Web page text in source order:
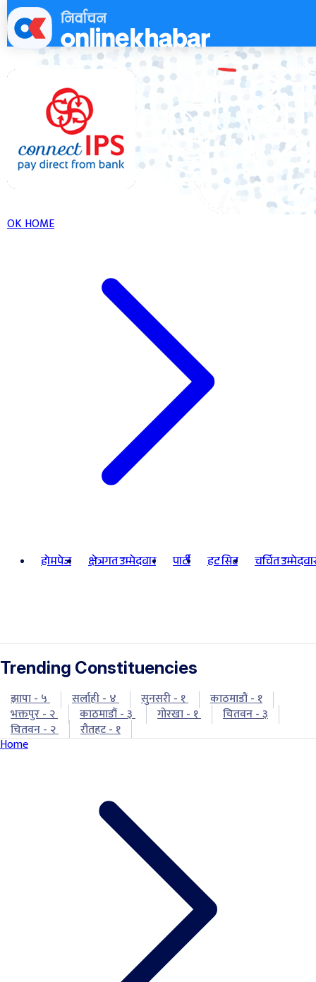
Skip
to
content
OK HOME
होमपेज क्षेत्रगत उम्मेदवार पार्टी हट सिट चर्चित
Trending Constituencies
झापा - ५ सर्लाही - ४ सुनसरी - १
काठमाडौं - १
भक्तपुर - २
काठमाडौं - ३ गोरखा - १
चितवन - ३
चितवन - २
रौतहट - १
Home